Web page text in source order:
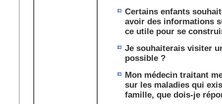
Certains enfants
avoir des informations
ce utile pour se
Je souhaiterais visiter
possible ?
Mon médecin traitant
sur les maladies qui
famille, que dois-je